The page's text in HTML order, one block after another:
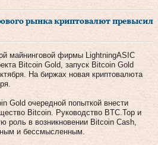
рынка криптовалют превысил
майнинговой фирмы LightningASIC
Bitcoin Gold, запуск Bitcoin Gold
На биржах новая криптовалюта
Gold очередной попыткой внести
Bitcoin. Руководство BTC.Top и
роль в возникновении Bitcoin Cash,
и бессмысленным.